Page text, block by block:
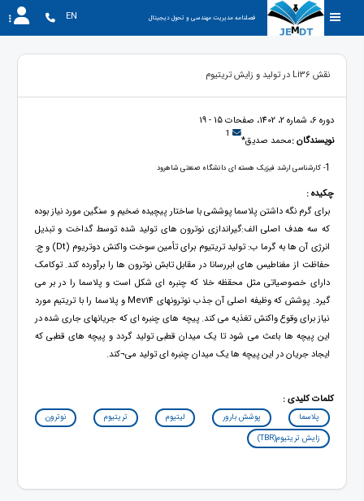
فصلنامه مدیریت مهندسی و تحول دیجیتال EN
نقش Li36 در تولید و زایش تریتیوم
دوره 6، شماره 2، 1402، صفحات 15 - 19
نویسندگان :محمد صدیق* 1
1- کارشناسی ارشد فیزیک هسته ای دانشگاه صنعتی شاهرود
چکیده :
برای گرم نگه داشتن پلاسما پوششی با ساختار پیچیده ضخیم و سنگین مورد نیاز بوده
که سه هدف اصلی الف:گیراندازی نوترون های تولید شده توسط گداخت و تبدیل
انرژی آن ها به گرما ب: تولید تریتیوم برای تأمین سوخت واکنش دوتریوم (Dt) و ج:
حفاظت از مغناطیس های ابررسانا در مقابل تابش نوترون ها را برآورده کند. توکامک
دارای خصوصیاتی مثل محقظه خلا که چنبره ای شکل است و پلاسما را در بر می
گیرد. پوشش که وظیفه اصلی آن جذب نوترونهای Mev14 و پلاسما را با تریتیم مورد
نیاز برای وقوع واکنش تغذیه می کند. پیچه های چنبره ای که جریانهای جاری شده در
این پیچه ها باعث می شود تا یک میدان قطبی تولید گردد و پیچه های قطبی که
ایجاد جریان در این پیچه ها یک میدان چنبره ای تولید می¬کند.
کلمات کلیدی :
پلاسما پوشش بارور لیتیوم تریتیوم
نوترون
زایش تریتیوم(TBR)